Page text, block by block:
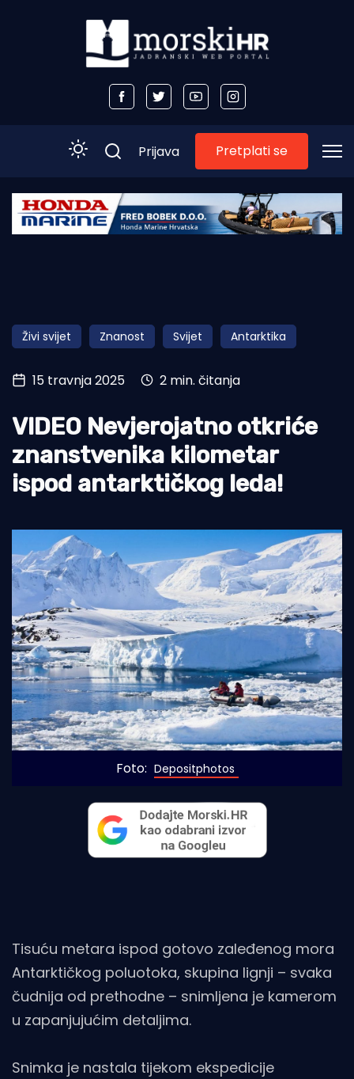
Početna
Obala
Otoci
Turizam i nautika
Pomorstvo
Ribolov
Ekologija
Prijava Pretplati se
Živi svijet Znanost Svijet Antarktika
15 travnja 2025 2 min. čitanja
VIDEO Nevjerojatno otkriće
znanstvenika kilometar
ispod antarktičkog leda!
Foto: Depositphotos
Tisuću metara ispod gotovo zaleđenog mora
Antarktičkog poluotoka, skupina lignji – svaka
čudnija od prethodne – snimljena je kamerom
u zapanjujućim detaljima.
Snimka je nastala tijekom ekspedicije